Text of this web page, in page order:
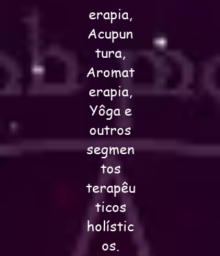
erapia,
Acupun
tura,
Aromat
erapia,
Yôga e
outros
segmen
tos
terapêu
ticos
holístic
os.